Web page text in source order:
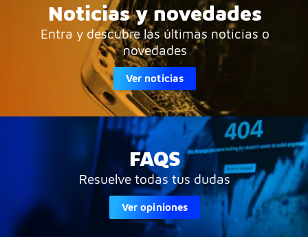
Noticias y novedades
Entra y descubre las últimas noticias o
novedades
Ver noticias
FAQS
Resuelve todas tus dudas
Ver opiniones